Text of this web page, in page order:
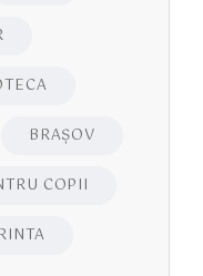
BRAŞOV
COPII